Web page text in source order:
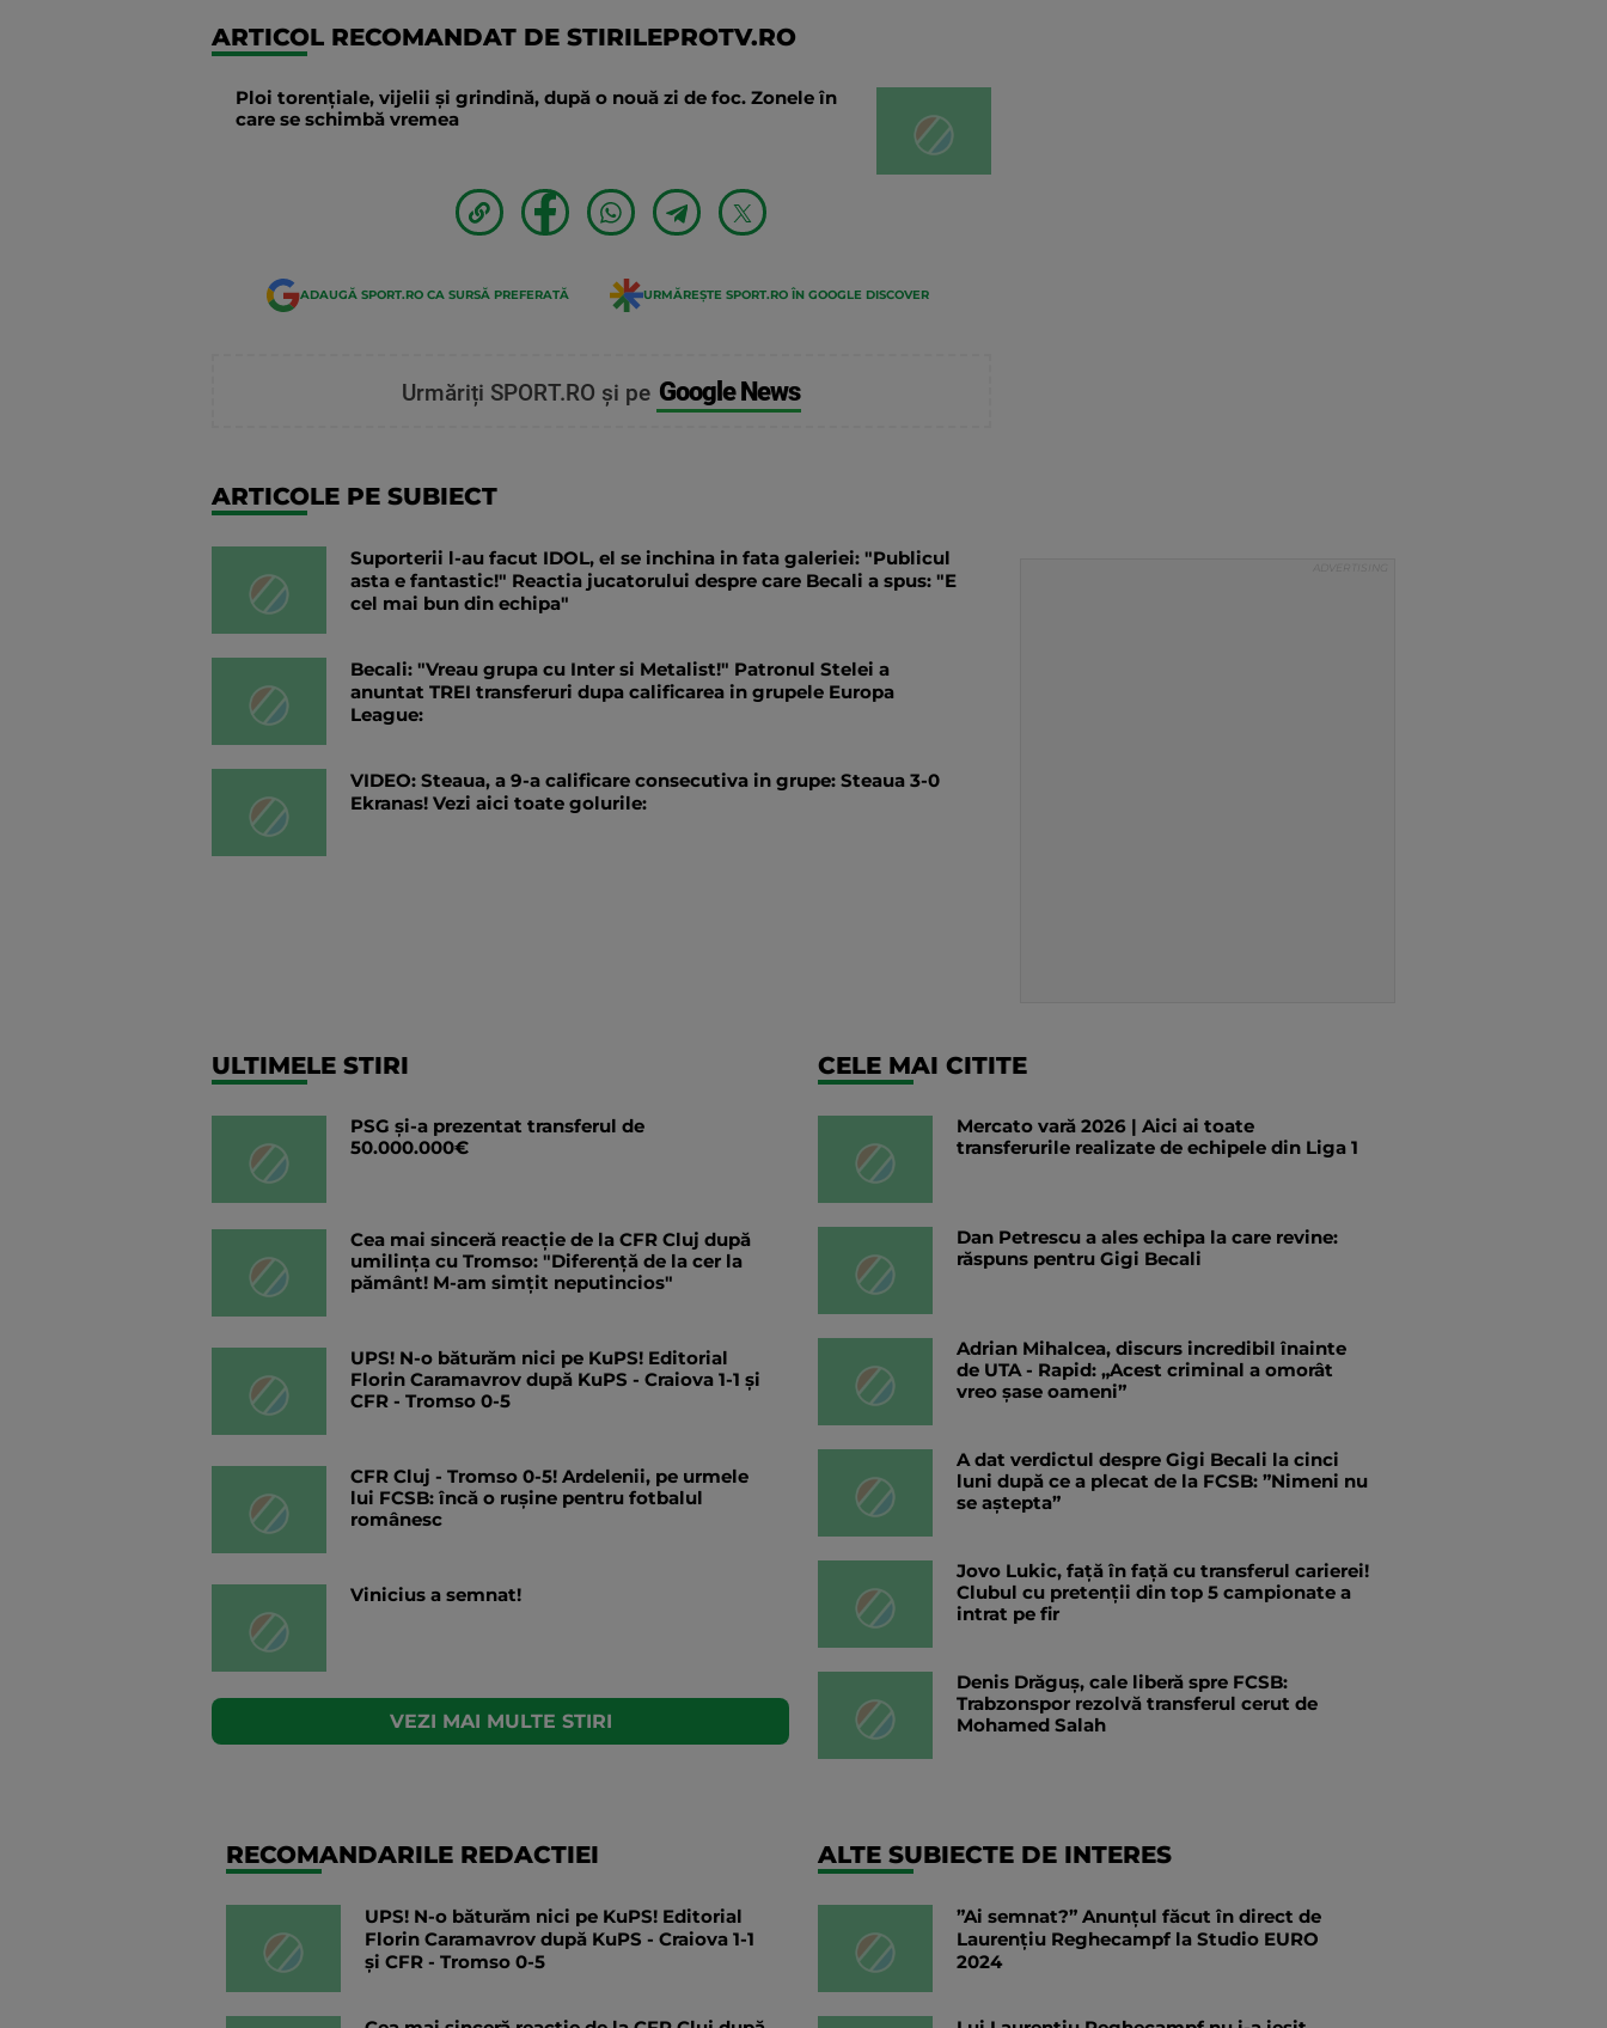
ARTICOL RECOMANDAT DE STIRILEPROTV.RO
Ploi torențiale, vijelii și grindină, după o nouă zi de foc. Zonele în
care se schimbă vremea
ADAUGĂ SPORT.RO CA SURSĂ PREFERATĂ URMĂREȘTE SPORT.RO ÎN GOOGLE DISCOVER
Urmăriți SPORT.RO și pe Google News
ARTICOLE PE SUBIECT
Suporterii l-au facut IDOL, el se inchina in fata galeriei: "Publicul
asta e fantastic!" Reactia jucatorului despre care Becali a spus: "E
cel mai bun din echipa"
Becali: "Vreau grupa cu Inter si Metalist!" Patronul Stelei a
anuntat TREI transferuri dupa calificarea in grupele Europa
League:
VIDEO: Steaua, a 9-a calificare consecutiva in grupe: Steaua 3-0
Ekranas! Vezi aici toate golurile:
ULTIMELE STIRI
PSG și-a prezentat transferul de
50.000.000€
Cea mai sinceră reacție de la CFR Cluj după
umilința cu Tromso: "Diferență de la cer la
pământ! M-am simțit neputincios"
UPS! N-o băturăm nici pe KuPS! Editorial
Florin Caramavrov după KuPS - Craiova 1-1 și
CFR - Tromso 0-5
CFR Cluj - Tromso 0-5! Ardelenii, pe urmele
lui FCSB: încă o rușine pentru fotbalul
românesc
Vinicius a semnat!
VEZI MAI MULTE STIRI
CELE MAI CITITE
Mercato vară 2026 | Aici ai toate
transferurile realizate de echipele din Liga 1
Dan Petrescu a ales echipa la care revine:
răspuns pentru Gigi Becali
Adrian Mihalcea, discurs incredibil înainte
de UTA - Rapid: „Acest criminal a omorât
vreo șase oameni”
A dat verdictul despre Gigi Becali la cinci
luni după ce a plecat de la FCSB: ”Nimeni nu
se aștepta”
Jovo Lukic, față în față cu transferul carierei!
Clubul cu pretenții din top 5 campionate a
intrat pe fir
Denis Drăguș, cale liberă spre FCSB:
Trabzonspor rezolvă transferul cerut de
Mohamed Salah
RECOMANDARILE REDACTIEI
UPS! N-o băturăm nici pe KuPS! Editorial
Florin Caramavrov după KuPS - Craiova 1-1
și CFR - Tromso 0-5
ALTE SUBIECTE DE INTERES
”Ai semnat?” Anunțul făcut în direct de
Laurențiu Reghecampf la Studio EURO
2024